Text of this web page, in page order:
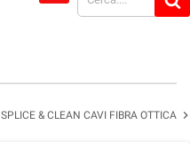
SPLICE & CLEAN CAVI FIBRA OTTICA